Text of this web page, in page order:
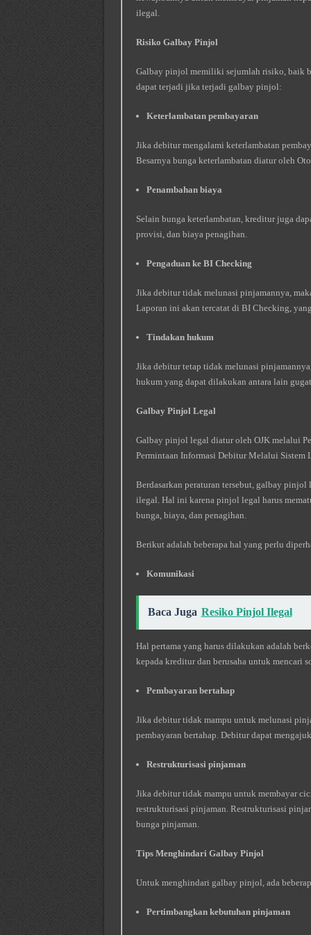
ilegal.
Risiko Galbay Pinjol
Galbay pinjol memiliki sejumlah risiko, baik
dapat terjadi jika terjadi galbay pinjol:
Keterlambatan pembayaran
Jika debitur mengalami keterlambatan
Besarnya bunga keterlambatan diatur oleh
Penambahan biaya
Selain bunga keterlambatan, kreditur juga
provisi, dan biaya penagihan.
Pengaduan ke BI Checking
Jika debitur tidak melunasi pinjamannya,
Laporan ini akan tercatat di BI Checking,
Tindakan hukum
Jika debitur tetap tidak melunasi
hukum yang dapat dilakukan antara lain
Galbay Pinjol Legal
Galbay pinjol legal diatur oleh OJK melalui
Permintaan Informasi Debitur Melalui Sistem
Berdasarkan peraturan tersebut, galbay
ilegal. Hal ini karena pinjol legal harus
bunga, biaya, dan penagihan.
Berikut adalah beberapa hal yang perlu
Komunikasi
Baca Juga Resiko Pinjol Ilegal
Hal pertama yang harus dilakukan adalah
kepada kreditur dan berusaha untuk mencari
Pembayaran bertahap
Jika debitur tidak mampu untuk melunasi
pembayaran bertahap. Debitur dapat
Restrukturisasi pinjaman
Jika debitur tidak mampu untuk membayar
restrukturisasi pinjaman. Restrukturisasi
bunga pinjaman.
Tips Menghindari Galbay Pinjol
Untuk menghindari galbay pinjol, ada
Pertimbangkan kebutuhan pinjaman